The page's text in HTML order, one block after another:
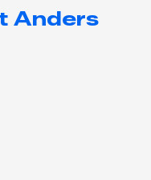
Anders